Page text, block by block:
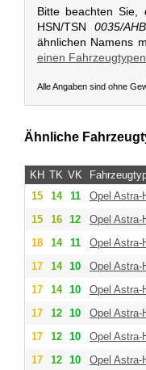
Bitte beachten Sie,
HSN/TSN 0035/AHB
ähnlichen Namens
einen
Alle Angaben sind ohne
Ähnliche
KH TK VK
15
14 11 Opel Astra-
15
16 12 Opel Astra-
18
14 11 Opel Astra-
17
14 10 Opel Astra-
17
14 10 Opel Astra-
17
12 10 Opel Astra-
17
12 10 Opel Astra-
17
12 10 Opel Astra-